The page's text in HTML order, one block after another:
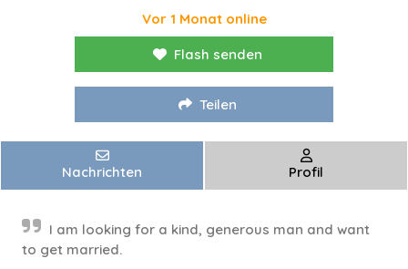
Vor 1 Monat online
Flash senden
Teilen
Nachrichten Profil
I am looking for a kind, generous man and want
to get married.